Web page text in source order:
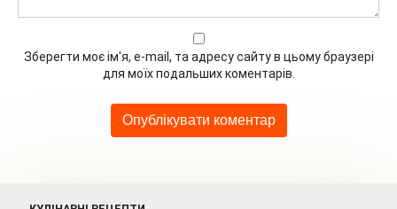
Зберегти моє ім'я, e-mail, та адресу сайту в цьому браузері
для моїх подальших коментарів.